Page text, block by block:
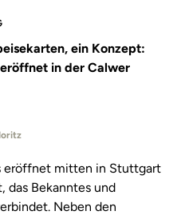
ein Konzept:
eröffnet in der Calwer
eröffnet mitten in Stuttgart
das Bekanntes und
Neben den